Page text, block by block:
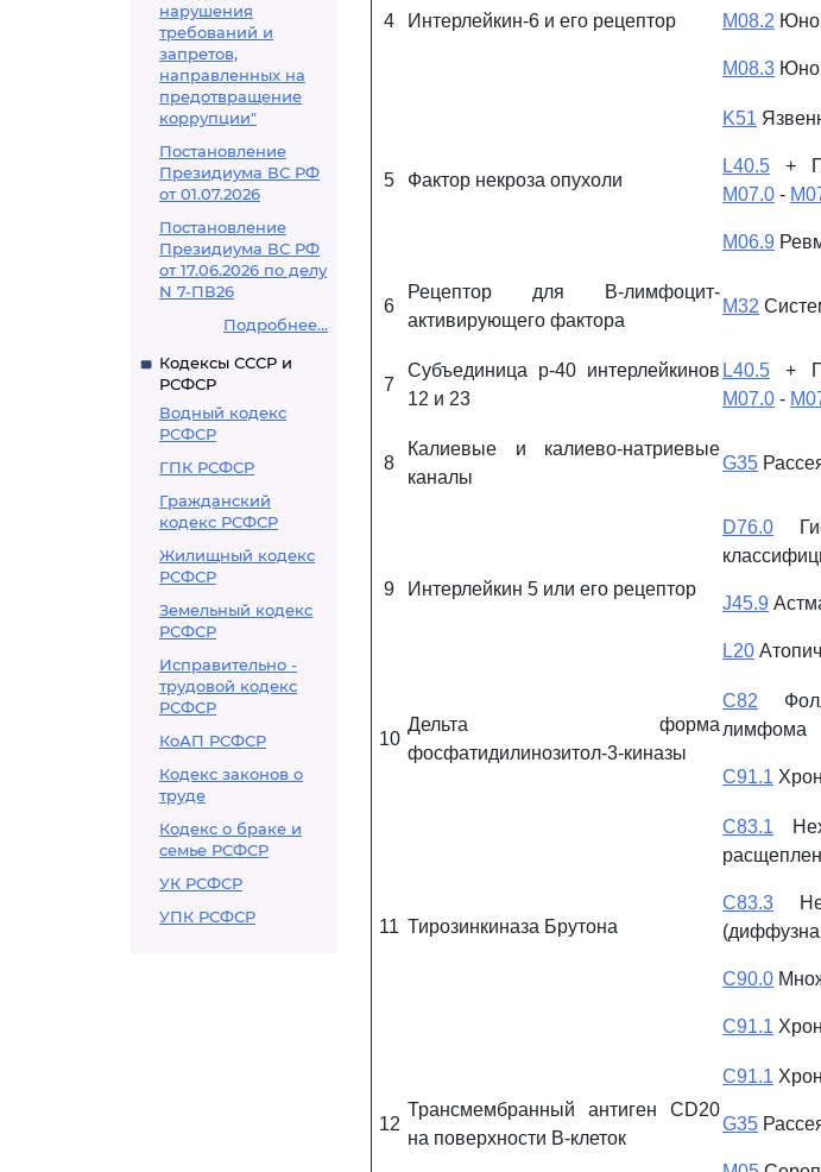
нарушения
требований и
запретов,
направленных на
предотвращение
коррупции"
Постановление
Президиума ВС РФ
от 01.07.2026
Постановление
Президиума ВС РФ
от 17.06.2026 по делу
N 7-ПВ26
Подробнее...
Кодексы СССР и
РСФСР
Водный кодекс
РСФСР
ГПК РСФСР
Гражданский
кодекс РСФСР
Жилищный кодекс
РСФСР
Земельный кодекс
РСФСР
Исправительно -
трудовой кодекс
РСФСР
КоАП РСФСР
Кодекс законов о
труде
Кодекс о браке и
семье РСФСР
УК РСФСР
УПК РСФСР
4 Интерлейкин-6 и его рецептор M08.2
M08.3
5 Фактор некроза опухоли
K51
L40.5 +
M07.0 -
M06.9
6
Рецептор для B-лимфоцит-
активирующего фактора
M32
7
Субъединица р-40 интерлейкинов
12 и 23
L40.5 +
M07.0 -
8
Калиевые и калиево-натриевые
каналы
G35
9 Интерлейкин 5 или его рецептор
D76.0
J45.9
L20
10
Дельта форма
фосфатидилинозитол-3-киназы
C82
лимфома
C91.1
11 Тирозинкиназа Брутона
C83.1
C83.3
C90.0
C91.1
12
Трансмембранный антиген CD20
на поверхности В-клеток
C91.1
G35